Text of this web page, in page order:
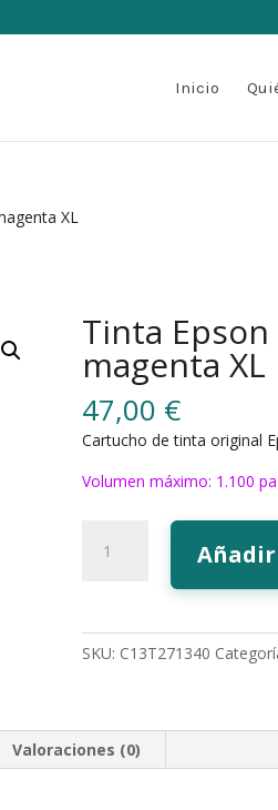
Inicio
XL
Tinta Epson
magenta XL
47,00 €
Cartucho de tinta original
Volumen máximo: 1.100
Epson
XL
cantidad
SKU: C13T271340
Valoraciones (0)